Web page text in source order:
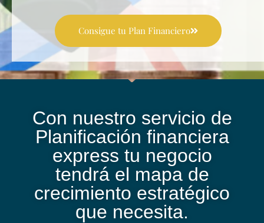
Consigue tu Plan Financiero
Con nuestro servicio de
Planificación financiera
express tu negocio
tendrá el mapa de
crecimiento estratégico
que necesita.